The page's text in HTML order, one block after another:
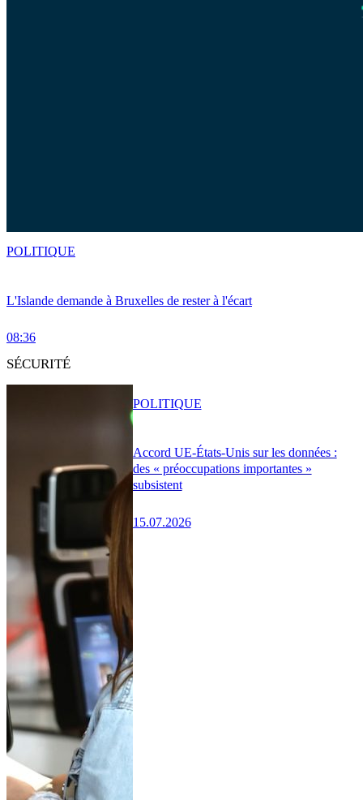
L'Islande demande à Bruxelles de rester à l'écart
08:36
POLITIQUE
SÉCURITÉ
Accord UE-États-Unis sur les données :
des « préoccupations importantes »
subsistent
15.07.2026
POLITIQUE